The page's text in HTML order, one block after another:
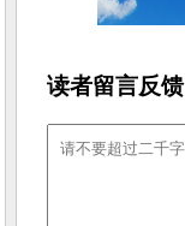
读者留言反